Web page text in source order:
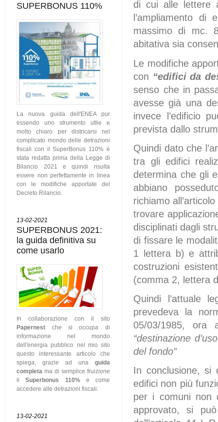
SUPERBONUS 110%
La nuova guida dell'ENEA pur
essendo uno strumento utlie e
molto chiaro per districarsi nel
complicato mondo delle detrazioni
fiscali con il SuperBonus 110% è
stata redatta prima della Legge di
Bilancio 2021 e quindi risulta
essere non perfettamente in linea
con le modifiche apportate del
Decreto Rilancio.
13-02-2021
SUPERBONUS 2021:
la guida definitiva su
come usarlo
In collaborazione con il sito
Papernest che si occupa di
informazione nel mondo
dell'energia pubblico nel mio sito
questo interessante articolo che
spiega, grazie ad una guida
completa ma di semplice fruizione
ilSuperbonus 110%e come
accedere alle detrazioni fiscali.
13-02-2021
di cui alle lettere
l’ampliamento
massimo di mc.
abitativa sia
Le modifiche
con “edifici da
senso che in
avesse già una
invece l’edificio
prevista dallo
Quindi dato che
tra gli edifici
determina che gli
abbiano
richiamo
trovare
disciplinati dagli
di fissare le
1 lettera b) e
costruzioni
(comma 2, lettera
Quindi l’attuale
prevedeva la
05/03/1985, ora
“destinazione
del fondo”
In conclusione, si
edifici non più
per i comuni non
approvato, si